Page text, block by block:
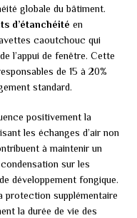
globale du bâtiment.
d’étanchéité en
caoutchouc qui
l’appui de fenêtre. Cette
de 15 à 20%
standard.
positivement la
les échanges d’air non
à maintenir un
sur les
développement fongique.
protection supplémentaire
la durée de vie des